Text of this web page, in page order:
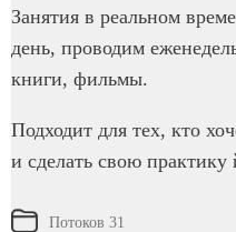
Занятия в реальном
день, проводим
книги, фильмы.
Подходит для тех, кто
и сделать свою практику
Потоков 31